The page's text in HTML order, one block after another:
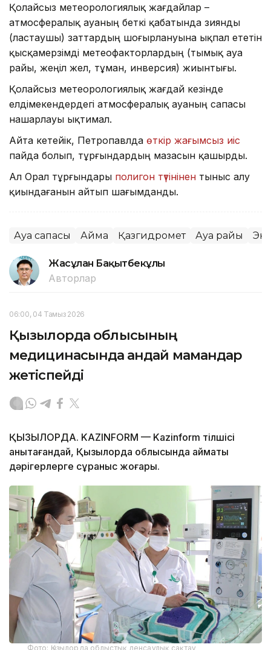
Қолайсыз метеорологиялық жағдайлар –
атмосфералық ауаның беткі қабатында зиянды
(ластаушы) заттардың шоғырлануына ықпал ететін
қысқамерзімді метеофакторлардың (тымық ауа
райы, жеңіл жел, тұман, инверсия) жиынтығы.
Қолайсыз метеорологиялық жағдай кезінде
елдімекендердегі атмосфералық ауаның сапасы
нашарлауы ықтимал.
Айта кетейік, Петропавлда өткір жағымсыз иіс
пайда болып, тұрғындардың мазасын қашырды.
Ал Орал тұрғындары полигон түтінінен тыныс алу
қиындағанын айтып шағымданды.
Ауа сапасы Аймақ Қазгидромет Ауа райы
Жасұлан Бақытбекұлы
Авторлар
06:00, 04 Тамыз 2026
Қызылорда облысының
медицинасында қандай мамандар
жетіспейді
ҚЫЗЫЛОРДА. KAZINFORM — Kazinform тілшісі
анықтағандай, Қызылорда облысында аймақтық
дәрігерлерге сұраныс жоғары.
Фото: Қызылорда облыстық денсаулық сақтау